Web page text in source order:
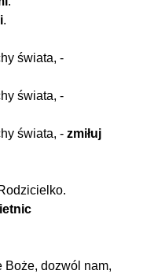
.
świata, -
świata, -
świata, - zmiłuj
Boże, dozwól nam,